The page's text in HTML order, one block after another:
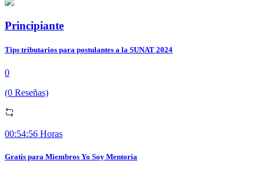
Principiante
Tips tributarios para postulantes a la SUNAT 2024
0
(0 Reseñas)
00:54:56 Horas
Gratis para Miembros Yo Soy Mentoria